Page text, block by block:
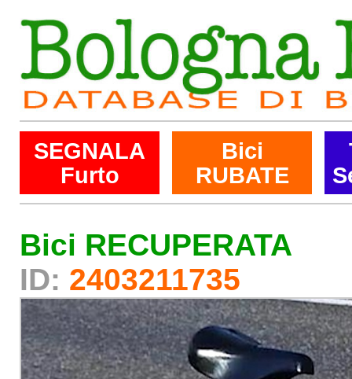
SEGNALA
Furto
Bici
RUBATE
Bici RECUPERATA
ID: 2403211735